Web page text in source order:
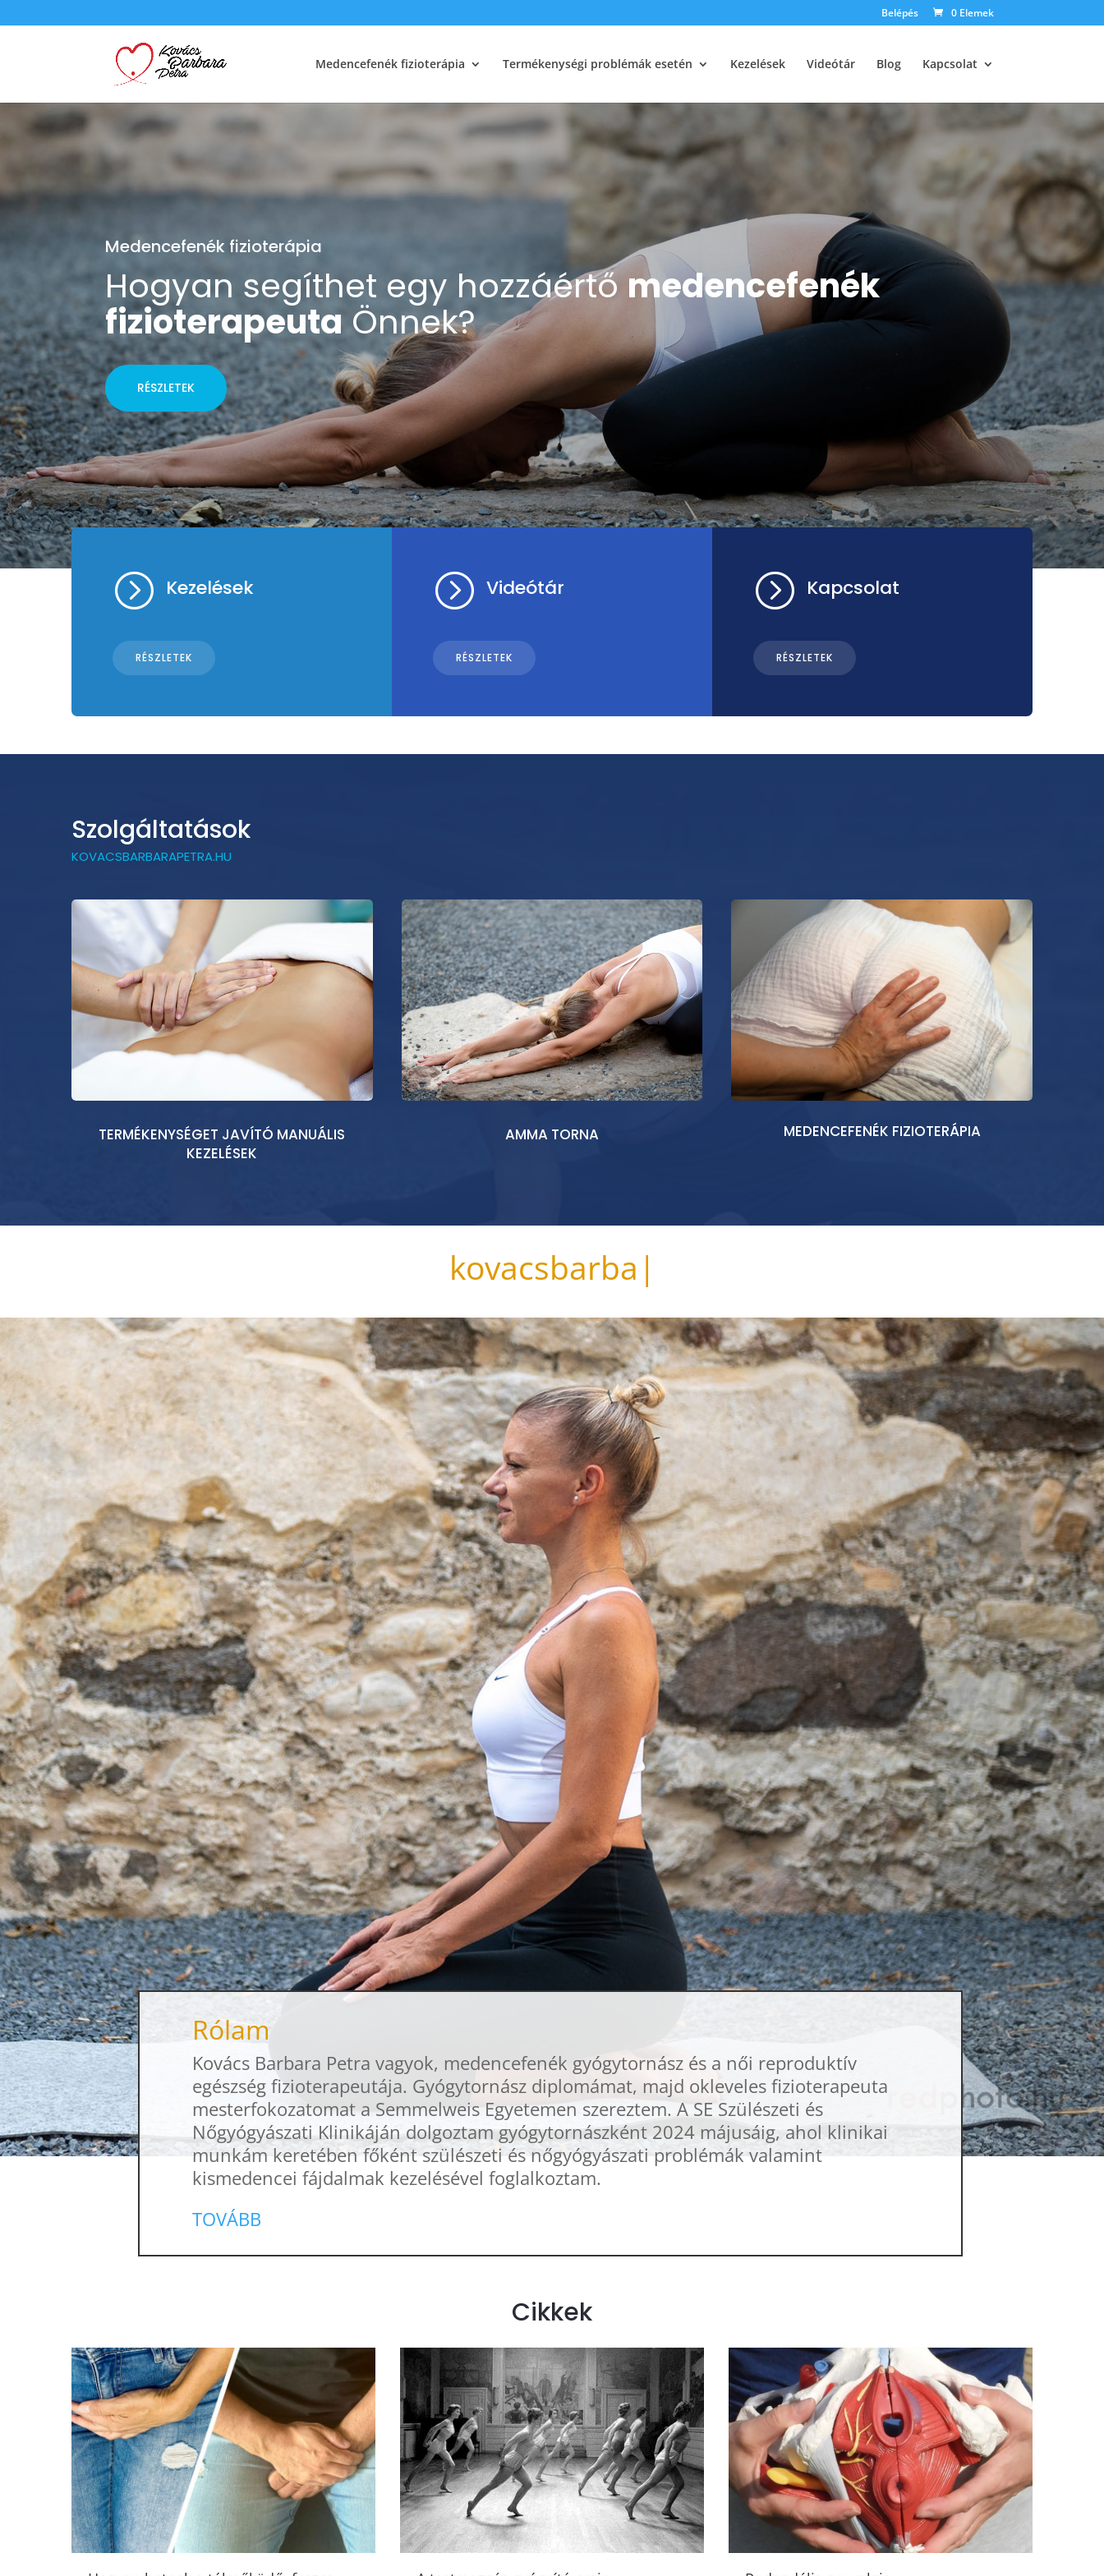
Belépés 0 Elemek
Medencefenék fizioterápia Termékenységi problémák esetén Kezelések Videótár Blog Kapcsolat
Medencefenék fizioterápia
Hogyan segíthet egy hozzáértőmedencefenék
fizioterapeuta Önnek?
RÉSZLETEK
= Kezelések
RÉSZLETEK
= Videótár
RÉSZLETEK
= Kapcsolat
RÉSZLETEK
Szolgáltatások
KOVACSBARBARAPETRA.HU
TERMÉKENYSÉGET JAVÍTÓ MANUÁLIS
KEZELÉSEK
AMMA TORNA MEDENCEFENÉK FIZIOTERÁPIA
kovacsbarba |
Rólam
Kovács Barbara Petra vagyok, medencefenék gyógytornász és a női reproduktív
egészség fizioterapeutája. Gyógytornász diplomámat, majd okleveles fizioterapeuta
mesterfokozatomat a Semmelweis Egyetemen szereztem. A SE Szülészeti és
Nőgyógyászati Klinikáján dolgoztam gyógytornászként 2024 májusáig, ahol klinikai
munkám keretében főként szülészeti és nőgyógyászati problémák valamint
kismedencei fájdalmak kezelésével foglalkoztam.
TOVÁBB
Cikkek